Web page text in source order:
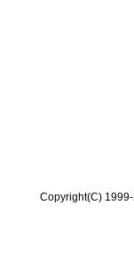
Copyright(C)